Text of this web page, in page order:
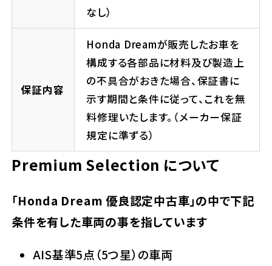
なし）
保証内容
Honda Dreamが販売したお車を
構成する各部品に材料及び製造上
の不具合がおきた場合、保証書に
示す期間と条件に従って、これを無
料修理いたします。（メーカー保証
規定に準ずる）
Premium Selection について
「Honda Dream 優良認定中古車」の中で下記
条件を有した車両の事を指しています
AIS基準5点（5つ星）の車両